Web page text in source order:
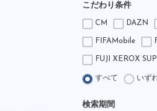
こだわり条件
CM DAZN
FIFAMobile
FUJI XEROX
JFA Growth
すべて いず
検索期間